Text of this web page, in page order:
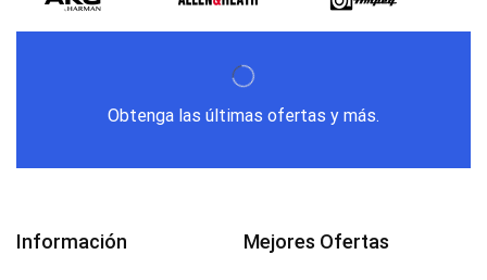
Obtenga las últimas ofertas y más.
Información Mejores Ofertas